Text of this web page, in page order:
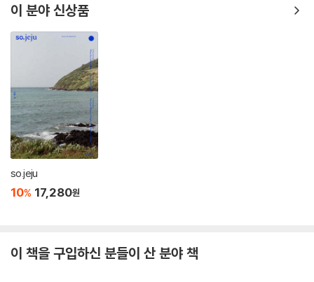
이 분야 신상품
so.jeju
10% 17,280원
이 책을 구입하신 분들이 산 분야 책